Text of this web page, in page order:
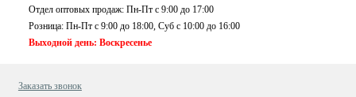
Отдел оптовых продаж: Пн-Пт с 9:00 до 17:00
Розница: Пн-Пт с 9:00 до 18:00, Суб c 10:00 до 16:00
Выходной день: Воскресенье
Заказать звонок